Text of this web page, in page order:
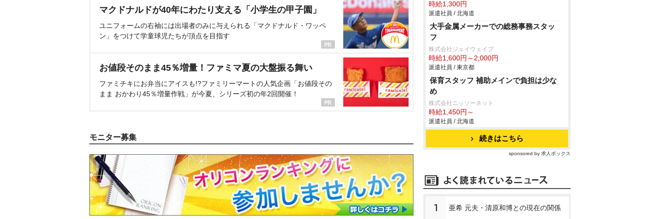
マクドナルドが40年にわたり支える「小学生の甲子園」
ユニフォームの右袖には出場者のみに与えられる「マクドナルド・ワッペ
ン」をつけて学童球児たちが頂点を目指す
お値段そのまま45％増量！ファミマ夏の大盤振る舞い
ファミチキにお弁当にアイスも!?ファミリーマートの人気企画「お値段その
まま おかわり45％増量作戦」が今夏、シリーズ初の年2回開催！
モニター募集
時給1,300円
派遣社員 / 北海道
大手金属メーカーでの総務事務スタッ
フ
株式会社ジェイウェイブ
時給1,600円～2,000円
派遣社員 / 東京都
保育スタッフ 補助メインで負担は少な
め
株式会社ニッソーネット
時給1,450円～
派遣社員 / 北海道
続きはこちら
sponsored by 求人ボックス
1 亜希 元夫・清原和博との現在の関係